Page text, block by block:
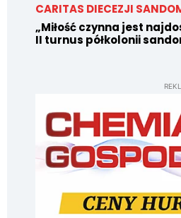
CARITAS DIECEZJI
„Miłość czynna jest
II turnus półkolonii